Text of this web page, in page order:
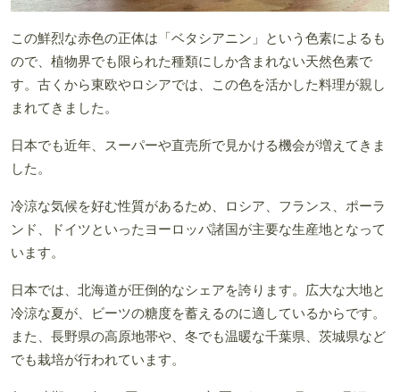
この鮮烈な赤色の正体は「ベタシアニン」という色素によるも
ので、植物界でも限られた種類にしか含まれない天然色素で
す。古くから東欧やロシアでは、この色を活かした料理が親し
まれてきました。
日本でも近年、スーパーや直売所で見かける機会が増えてきま
した。
冷涼な気候を好む性質があるため、ロシア、フランス、ポーラ
ンド、ドイツといったヨーロッパ諸国が主要な生産地となって
います。
日本では、北海道が圧倒的なシェアを誇ります。広大な大地と
冷涼な夏が、ビーツの糖度を蓄えるのに適しているからです。
また、長野県の高原地帯や、冬でも温暖な千葉県、茨城県など
でも栽培が行われています。